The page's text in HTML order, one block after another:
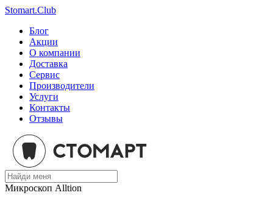
Stomart.Club
Блог
Акции
О компании
Доставка
Сервис
Производители
Услуги
Контакты
Отзывы
Микроскоп Alltion